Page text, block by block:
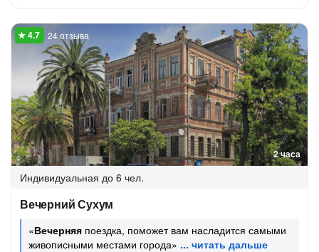
2 часа
24 отзыва
Индивидуальная до 6 чел.
Вечерний Сухум
«Вечерняя поездка, поможет вам насладится самыми
живописными местами города»